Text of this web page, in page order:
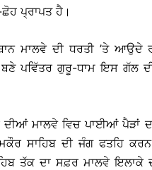
ਪ੍ਰਾਪਤ ਹੈ।
ਮਾਲਵੇ ਦੀ ਧਰਤੀ ’ਤੇ
ਬਣੇ ਪਵਿੱਤਰ ਗੁਰੂ-ਧਾਮ ਇਸ ਗੱਲ
ਮਾਲਵੇ ਵਿਚ ਪਾਈਆਂ ਪੈੜਾਂ
ਸਾਹਿਬ ਦੀ ਜੰਗ ਫਤਹਿ
ਤੱਕ ਦਾ ਸਫ਼ਰ ਮਾਲਵੇ